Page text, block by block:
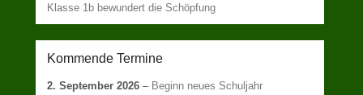
Klasse 1b bewundert die Schöpfung
Kommende Termine
2. September 2026 – Beginn neues Schuljahr